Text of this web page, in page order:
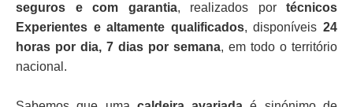
seguros e com garantia, realizados por técnicos
Experientes e altamente qualificados, disponíveis24
horas por dia, 7 dias por semana, em todo o território
nacional.